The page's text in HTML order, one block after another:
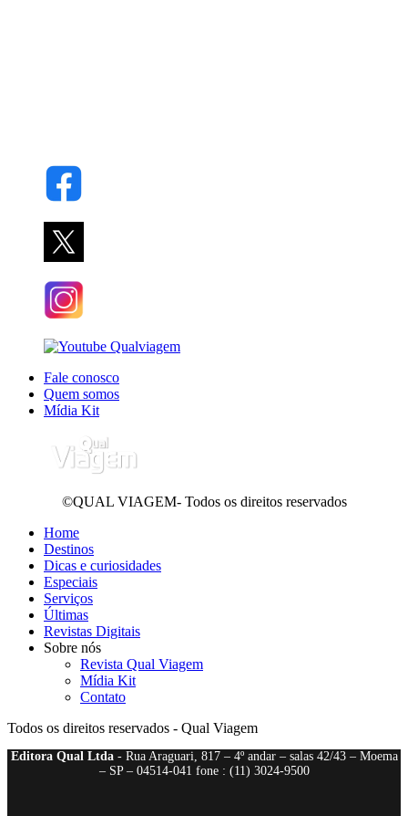
Fale conosco
Quem somos
Mídia Kit
©QUAL VIAGEM- Todos os direitos reservados
Home
Destinos
Dicas e curiosidades
Especiais
Serviços
Últimas
Revistas Digitais
Sobre nós
Revista Qual Viagem
Mídia Kit
Contato
Todos os direitos reservados - Qual Viagem
Editora Qual Ltda- Rua Araguari, 817 – 4º andar – salas 42/43 – Moema
– SP – 04514-041 fone : (11) 3024-9500